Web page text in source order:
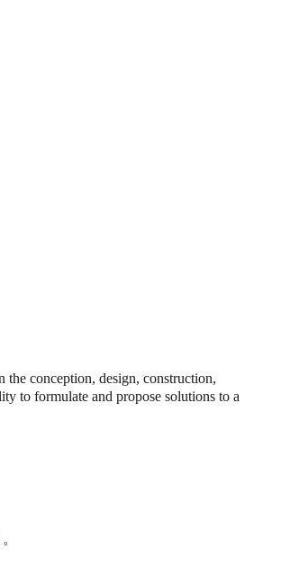
the conception, design, construction,
to formulate and propose solutions to a